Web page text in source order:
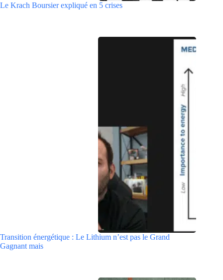
Le Krach Boursier expliqué en 5 crises
Transition énergétique : Le Lithium n’est pas le Grand
Gagnant mais